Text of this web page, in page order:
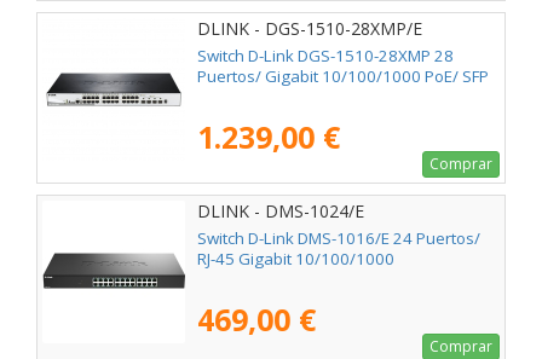
DLINK - DGS-1510-28XMP/E
Switch D-Link DGS-1510-28XMP 28
Puertos/ Gigabit 10/100/1000 PoE/ SFP
1.239,00 €
Comprar
DLINK - DMS-1024/E
Switch D-Link DMS-1016/E 24 Puertos/
RJ-45 Gigabit 10/100/1000
469,00 €
Comprar